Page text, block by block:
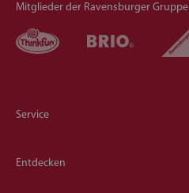
Mitglieder der Ravensburger Gruppe
Service
Entdecken